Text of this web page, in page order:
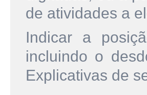
de atividades a
Indicar a
incluindo o
Explicativas de